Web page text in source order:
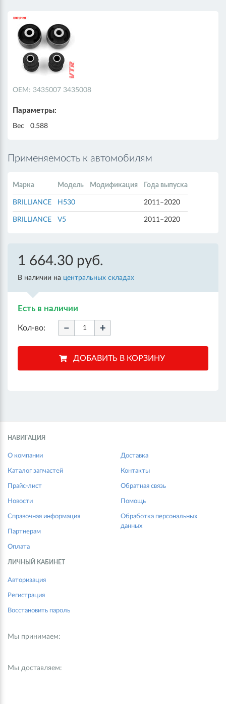
ОЕМ: 3435007 3435008
Параметры:
Вес 0.588
Применяемость к автомобилям
Марка Модель Модификация Года выпуска
BRILLIANCE H530 2011–2020
BRILLIANCE V5 2011–2020
1 664.30 руб.
В наличии на центральных складах
Есть в наличии
Кол-во: − +
НАВИГАЦИЯ
О компании
Каталог запчастей
Прайс-лист
Новости
Справочная информация
Партнерам
Оплата
Доставка
Контакты
Обратная связь
Помощь
Обработка персональных
данных
ЛИЧНЫЙ КАБИНЕТ
Авторизация
Регистрация
Восстановить пароль
Мы принимаем:
Мы доставляем: